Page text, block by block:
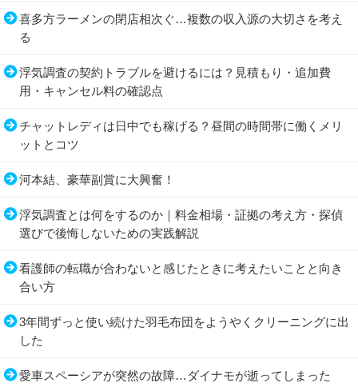
喜多方ラーメンの閉店相次ぐ…複数の収入源の大切さを考え
る
浮気調査の契約トラブルを避けるには？見積もり・追加費
用・キャンセル料の確認点
チャットレディは日中でも稼げる？昼間の時間帯に働くメリ
ットとコツ
河本結、豪華副賞に大興奮！
浮気調査とは何をするのか｜料金相場・証拠の考え方・探偵
選びで後悔しないための実践解説
看護師の転職が合わないと感じたときに考えたいことと向き
合い方
3年間ずっと使い続けた羽毛布団をようやくクリーニングに出
した
愛車スペーシアが突然の故障…ダイナモが逝ってしまった